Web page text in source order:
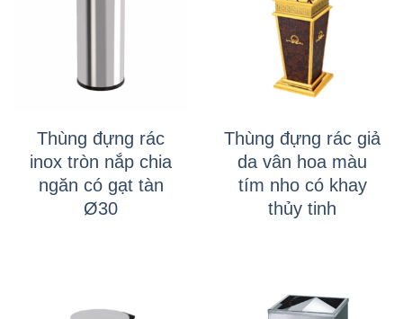
Thùng đựng rác
inox tròn nắp chia
ngăn có gạt tàn
Ø30
Thùng đựng rác giả
da vân hoa màu
tím nho có khay
thủy tinh